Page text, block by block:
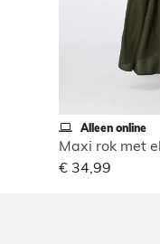
Alleen online
Maxi rok met
€ 34,99